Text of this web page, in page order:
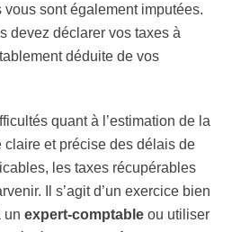
sont également imputées.
devez déclarer vos taxes à
déduite de vos
quant à l’estimation de la
et précise des délais de
les taxes récupérables
Il s’agit d’un exercice bien
un expert-comptable ou utiliser